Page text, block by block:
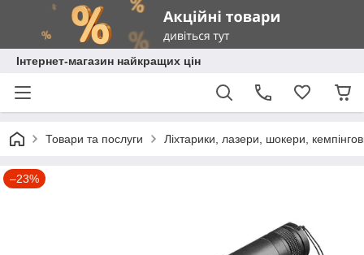
Інтернет-магазин найкращих цін
Товари та послуги Ліхтарики, лазери, шокери, кемпінгові
–23%